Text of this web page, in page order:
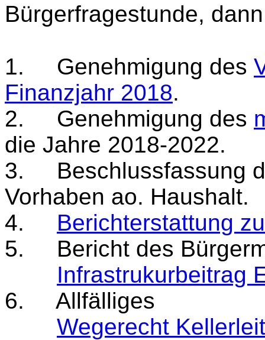
Bürgerfragestunde, dann
1. Genehmigung des
Finanzjahr 2018.
2. Genehmigung des
die Jahre 2018-2022.
3. Beschlussfassung
Vorhaben ao. Haushalt.
4. Berichterstattung
5. Bericht des
Infrastrukurbeitrag
6. Allfälliges
Wegerecht